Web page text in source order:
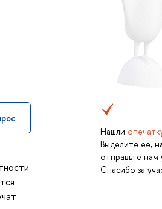
Нашли
Выделите её,
отправьте
Спасибо за